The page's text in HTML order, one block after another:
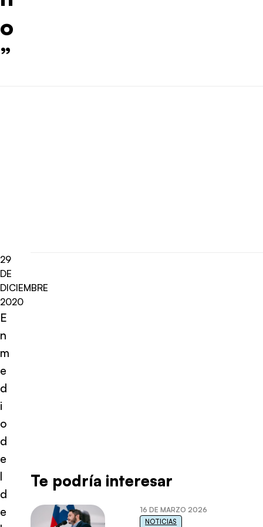
o
”
29
DE
DICIEMBRE
2020
E
n
m
e
d
i
o
d
e
l
d
e
Te podría interesar
16 DE MARZO 2026
NOTICIAS